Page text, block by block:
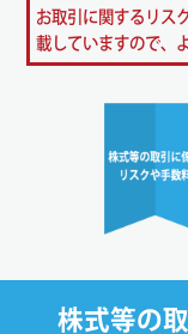
お取引に関するリス
載していますので、
株式等の